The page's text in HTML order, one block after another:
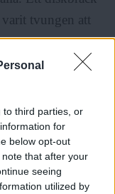
to third parties, or
for
below opt-out
that after your
seeing
utilized by
tvungen att
på det, jag vill
kan han också